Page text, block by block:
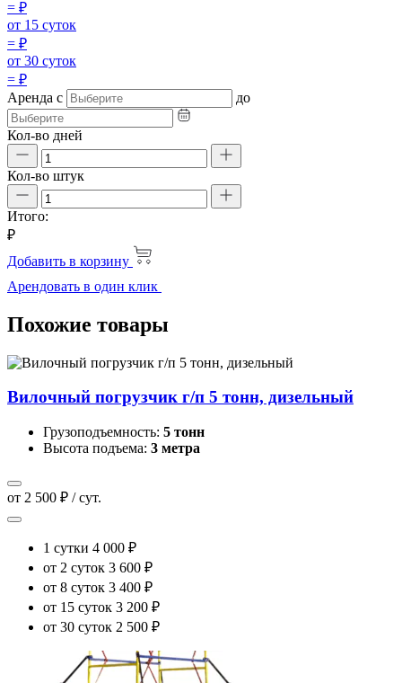
= ₽
от 15 суток
= ₽
от 30 суток
= ₽
Аренда с до
Кол-во дней
Кол-во штук
Итого:
₽
Добавить в корзину
Арендовать в один клик
Похожие товары
Вилочный погрузчик г/п 5 тонн, дизельный
Грузоподъемность: 5 тонн
Высота подъема: 3 метра
от 2 500 ₽ / сут.
1 сутки 4 000 ₽
от 2 суток 3 600 ₽
от 8 суток 3 400 ₽
от 15 суток 3 200 ₽
от 30 суток 2 500 ₽